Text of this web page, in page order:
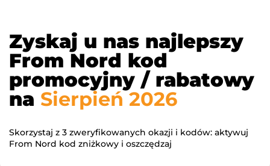
Zyskaj u nas najlepszy
From Nord kod
promocyjny / rabatowy
na Sierpień 2026
Skorzystaj z 3 zweryfikowanych okazji i kodów: aktywuj
From Nord kod zniżkowy i oszczędzaj